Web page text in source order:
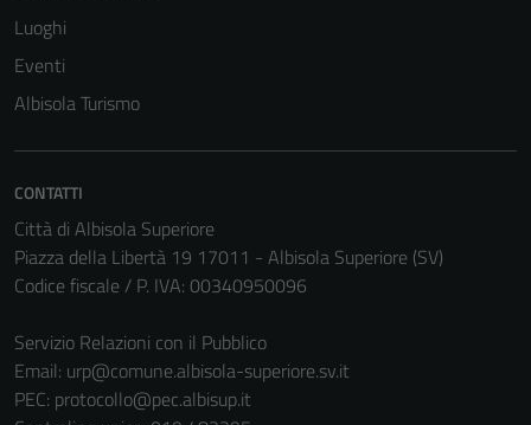
Luoghi
Eventi
Albisola Turismo
CONTATTI
Città di Albisola Superiore
Piazza della Libertà 19 17011 - Albisola Superiore (SV)
Codice fiscale / P. IVA: 00340950096
Servizio Relazioni con il Pubblico
Email: urp@comune.albisola-superiore.sv.it
PEC: protocollo@pec.albisup.it
sono necessari
possono
essere
non raccolgono